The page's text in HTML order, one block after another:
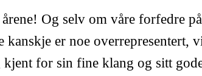
Og selv om våre forfedre
er noe overrepresentert,
kjent for sin fine klang og sitt